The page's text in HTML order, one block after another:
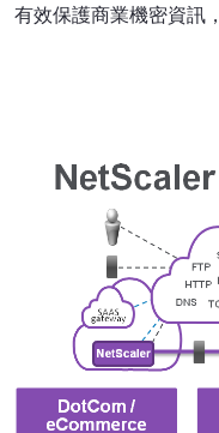
有效保護商業機密資訊